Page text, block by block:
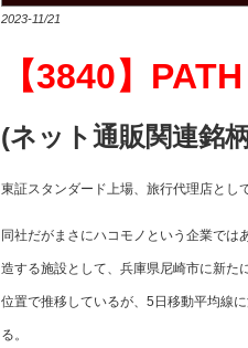
2023-11/21
【3840】PATH
(ネット通販関連銘
東証スタンダード上場、旅行代理店とし
同社だがまさにハコモノという企業では
造する施設として、兵庫県尼崎市に新た
位置で推移しているが、5日移動平均線
る。